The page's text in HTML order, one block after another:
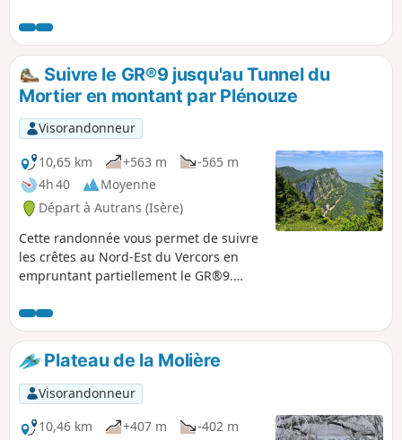
Blanc. Le 24 janvier 2022. Suite à une
remarque d’un VR : Nous nous sommes
faits rattrapés par un membre de la
sécurité qui nous a faits redescendre
par le sentier raquettes n°8. Attention,
la traversée des pistes de ski alpin est
interdite.
Suivre le GR®9 jusqu'au Tunnel du
Mortier en montant par Plénouze
Visorandonneur
10,65 km
+563 m
-565 m
4h 40
Moyenne
Départ à Autrans (Isère)
Cette randonnée vous permet de suivre
les crêtes au Nord-Est du Vercors en
empruntant partiellement le GR®9.
des Pichières pour rejoindre Plénouze et
le GR®9 que vous suivrez vers l'Ouest
jusqu'à la Sure et redescendrez le long
du Tunnel du Mortier.
Plateau de la Molière
Visorandonneur
10,46 km
+407 m
-402 m